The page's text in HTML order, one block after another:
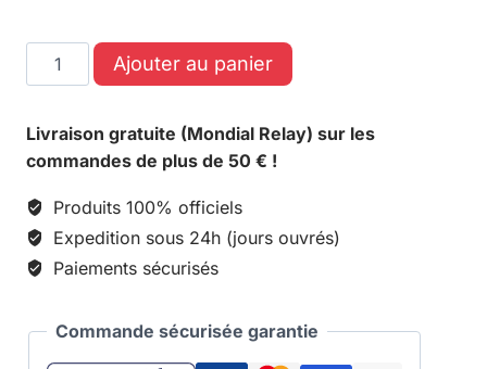
Ajouter au panier
Livraison gratuite (Mondial Relay) sur les
commandes de plus de 50 € !
Produits 100% officiels
Expedition sous 24h (jours ouvrés)
Paiements sécurisés
Commande sécurisée garantie